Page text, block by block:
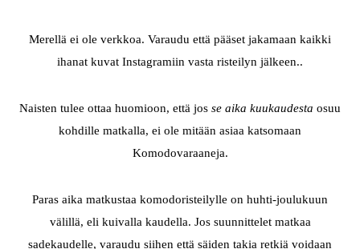
Merellä ei ole verkkoa. Varaudu että pääset jakamaan kaikki
ihanat kuvat Instagramiin vasta risteilyn jälkeen..
Naisten tulee ottaa huomioon, että jos se aika kuukaudesta osuu
kohdille matkalla, ei ole mitään asiaa katsomaan
Komodovaraaneja.
Paras aika matkustaa komodoristeilylle on huhti-joulukuun
välillä, eli kuivalla kaudella. Jos suunnittelet matkaa
sadekaudelle, varaudu siihen että säiden takia retkiä voidaan